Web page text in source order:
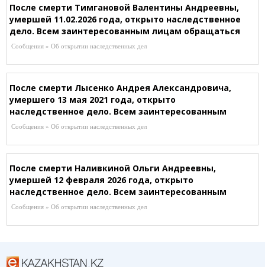
После смерти Тимгановой Валентины Андреевны,
умершей 11.02.2026 года, открыто наследственное
дело. Всем заинтересованным лицам обращаться
к нотариусу Ибышовой Р.Т. по адресу: г.Караганда,
Сообщения » Об открытии наследственных дел
После смерти Лысенко Андрея Александровича,
умершего 13 мая 2021 года, открыто
наследственное дело. Всем заинтересованным
лицам обращаться к нотариусу Косминой И.В.
г.Караганда, Лободы, 14, Т. 8-701-795-61-22
Сообщения » Об открытии наследственных дел
После смерти Наливкиной Ольги Андреевны,
умершей 12 февраля 2026 года, открыто
наследственное дело. Всем заинтересованным
лицам обращаться к нотариусу Маненовой Д.К. по
45-48
Сообщения » Об открытии наследственных дел